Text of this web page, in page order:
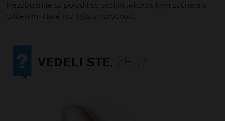
Nezabudnite sa poradiť so svojím lekárov, kým začnete s
cvičením, ktoré má vyššiu náročnosť.
VEDELI STE, ŽE…?